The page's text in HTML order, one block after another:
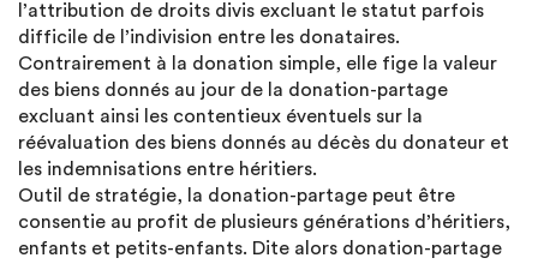
l’attribution de droits divis excluant le statut parfois
difficile de l’indivision entre les donataires.
Contrairement à la donation simple, elle fige la valeur
des biens donnés au jour de la donation-partage
excluant ainsi les contentieux éventuels sur la
réévaluation des biens donnés au décès du donateur et
les indemnisations entre héritiers.
Outil de stratégie, la donation-partage peut être
consentie au profit de plusieurs générations d’héritiers,
enfants et petits-enfants. Dite alors donation-partage